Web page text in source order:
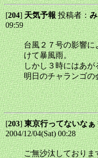
[204]天気予報投稿者：
09:59
台風２７号の影響に
けて暴風雨。
しかし３時にはあが
明日のチャランゴの
[203]東京行ってないなぁ
2004/12/04(Sat) 00:28
ご無沙汰しておりま